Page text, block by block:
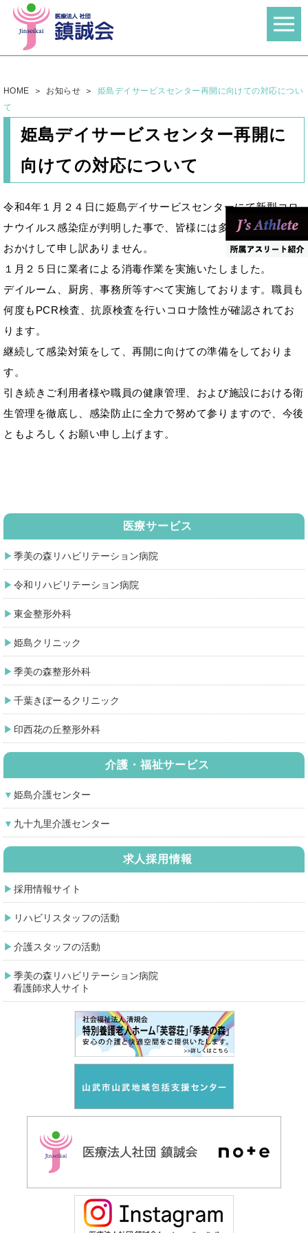
HOME お知らせ
姫島デイサービスセンター再開に向けての対応につい
て
姫島デイサービスセンター再開に
向けての対応について
令和4年１月２４日に姫島デイサービスセンターにて新型コロ
ナウイルス感染症が判明した事で、皆様には多大なるご迷惑を
おかけして申し訳ありません。
１月２５日に業者による消毒作業を実施いたしました。
デイルーム、厨房、事務所等すべて実施しております。職員も
何度もPCR検査、抗原検査を行いコロナ陰性が確認されてお
ります。
継続して感染対策をして、再開に向けての準備をしておりま
す。
引き続きご利用者様や職員の健康管理、および施設における衛
生管理を徹底し、感染防止に全力で努めて参りますので、今後
ともよろしくお願い申し上げます。
医療サービス
季美の森リハビリテーション病院
令和リハビリテーション病院
東金整形外科
姫島クリニック
季美の森整形外科
千葉きぼーるクリニック
印西花の丘整形外科
介護・福祉サービス
姫島介護センター
九十九里介護センター
求人採用情報
採用情報サイト
リハビリスタッフの活動
介護スタッフの活動
季美の森リハビリテーション病院
看護師求人サイト